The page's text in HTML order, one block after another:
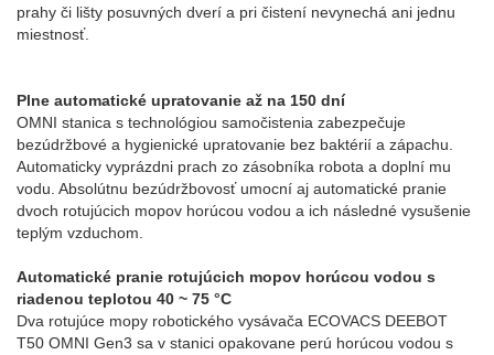
prahy či lišty posuvných dverí a pri čistení nevynechá ani jednu
miestnosť.
Plne automatické upratovanie až na 150 dní
OMNI stanica s technológiou samočistenia zabezpečuje
bezúdržbové a hygienické upratovanie bez baktérií a zápachu.
Automaticky vyprázdni prach zo zásobníka robota a doplní mu
vodu. Absolútnu bezúdržbovosť umocní aj automatické pranie
dvoch rotujúcich mopov horúcou vodou a ich následné vysušenie
teplým vzduchom.
Automatické pranie rotujúcich mopov horúcou vodou s
riadenou teplotou 40 ~ 75 °C
Dva rotujúce mopy robotického vysávača ECOVACS DEEBOT
T50 OMNI Gen3 sa v stanici opakovane perú horúcou vodou s